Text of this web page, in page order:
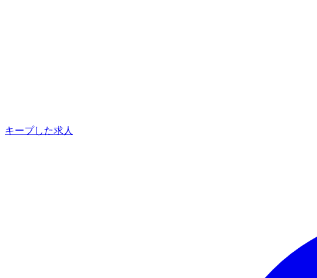
キープした求人